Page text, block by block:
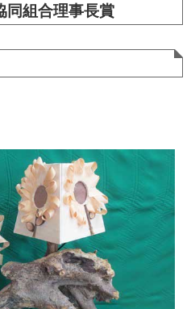
同組合理事長賞